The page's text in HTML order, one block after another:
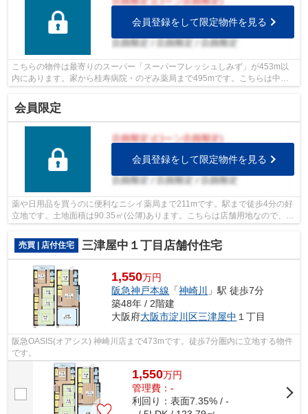
会員登録をして限定物件を見る
こちらの物件は最寄りのスーパー「スーパーフレッシュしみず」が453m以
内にあります。家から桂寿病院・のぞみ薬局まで495mです。こちらは中古
会員限定
会員登録をして限定物件を見る
薬や日用品を買うのに便利なニシイ薬局まで211mです。駅まで徒歩4分の好
立地です。土地面積は90.35㎡(公簿)あります。こちらは店舗用地なので、新
売買 | 店付住宅
三津屋中１丁目店舗付住宅
1,550万円
阪急神戸本線 「神崎川
」駅 徒歩7分
築48年 / 2階建
大阪府大阪市淀川区三津屋中 １丁目
阪急OASIS(オアシス) 神崎川店まで473mです。徒歩7分圏内に立地する物件
です。
1,550万円
管理費：-
利回り：表面7.35% / -